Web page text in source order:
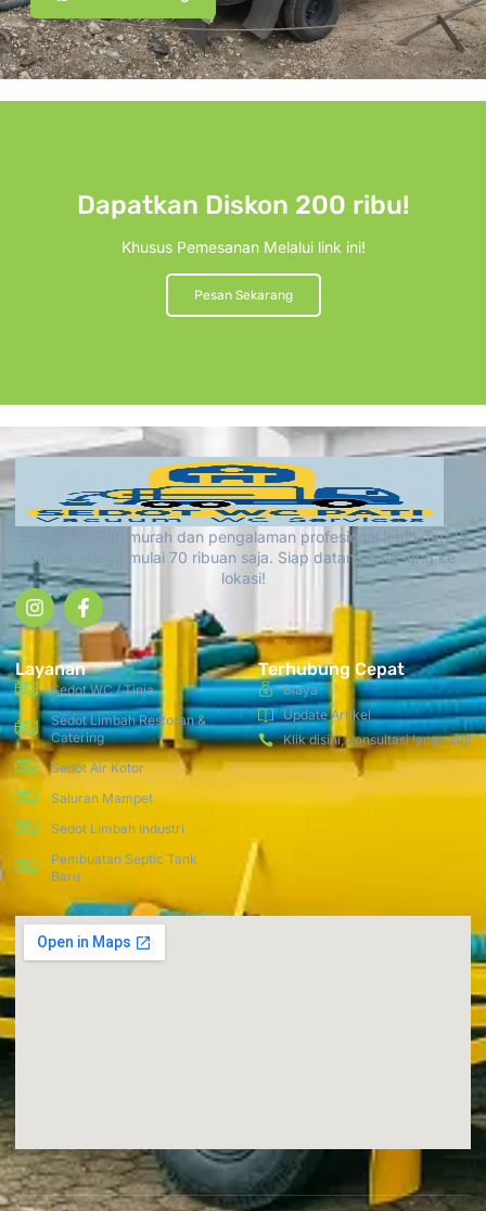
Dapatkan Diskon 200 ribu!
Khusus Pemesanan Melalui link ini!
Pesan Sekarang
Sedot WC Pati murah dan pengalaman profesional lebih dari 15
tahun. Harga mulai 70 ribuan saja. Siap datang langsung ke
lokasi!
Layanan
Sedot WC / Tinja
Sedot Limbah Restoran &
Catering
Sedot Air Kotor
Saluran Mampet
Sedot Limbah Industri
Pembuatan Septic Tank
Baru
Terhubung Cepat
Biaya
Update Artikel
Klik disini, konsultasi langsung!